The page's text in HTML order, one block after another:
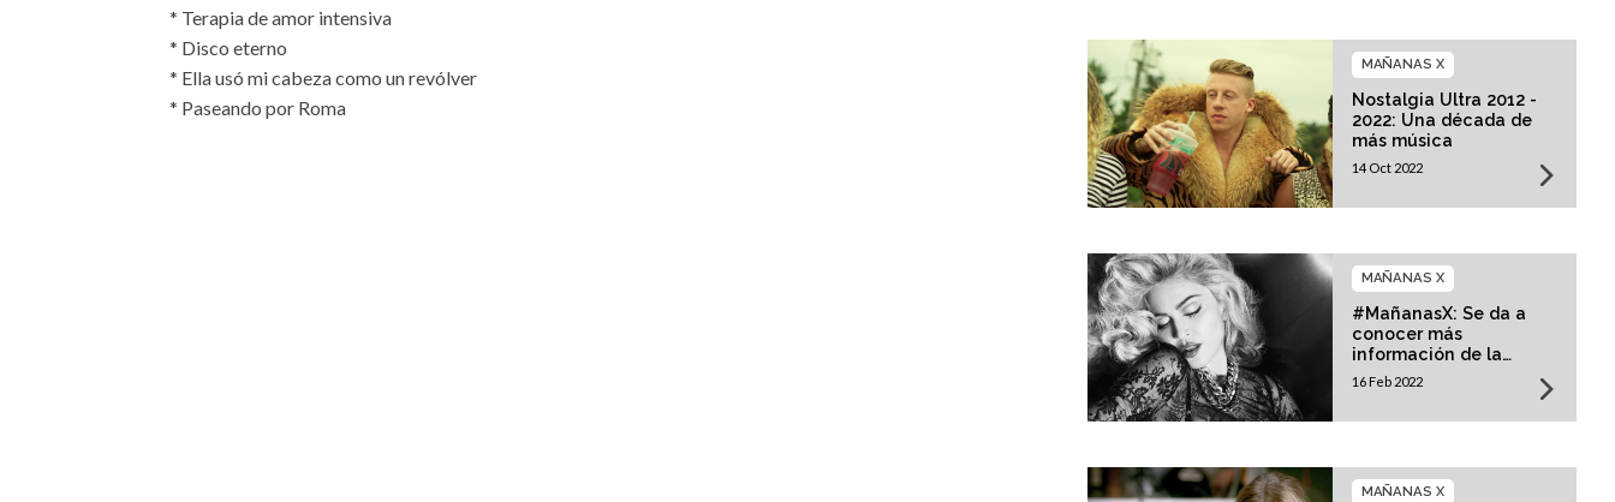
* Terapia de amor intensiva
* Disco eterno
* Ella usó mi cabeza como un revólver
* Paseando por Roma
Nostalgia Ultra 2012 -
2022: Una década de
más música
MAÑANAS X
14 Oct 2022
#MañanasX: Se da a
conocer más
información de la
película biográfica de
MAÑANAS X
16 Feb 2022
MAÑANAS X